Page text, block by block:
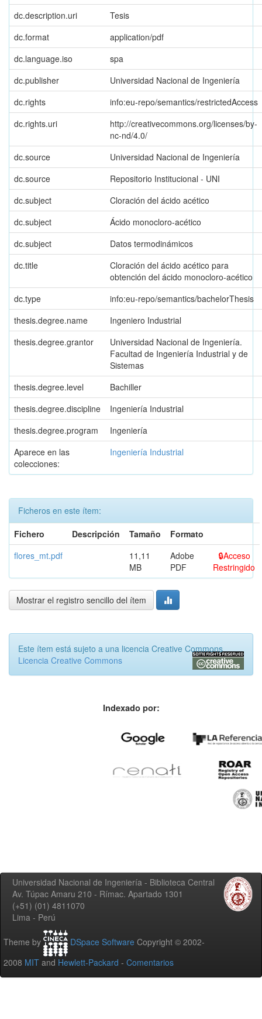
dc.description.uri
Tesis
dc.format
application/pdf
dc.language.iso
spa
dc.publisher
Universidad Nacional de Ingeniería
dc.rights
info:eu-repo/semantics/restrictedAccess
dc.rights.uri
http://creativecommons.org/licenses/by-
nc-nd/4.0/
dc.source
Universidad Nacional de Ingeniería
dc.source
Repositorio Institucional - UNI
dc.subject
Cloración del ácido acético
dc.subject
Ácido monocloro-acético
dc.subject
Datos termodinámicos
dc.title
Cloración del ácido acético para
obtención del ácido monocloro-acético
dc.type
info:eu-repo/semantics/bachelorThesis
thesis.degree.name
Ingeniero Industrial
thesis.degree.grantor
Universidad Nacional de Ingeniería.
Facultad de Ingeniería Industrial y de
Sistemas
thesis.degree.level
Bachiller
thesis.degree.discipline
Ingeniería Industrial
thesis.degree.program
Ingeniería
Aparece en las
colecciones:
Ingeniería Industrial
Ficheros en este ítem:
Fichero
Descripción Tamaño
Formato
flores_mt.pdf
11,11
MB
Adobe
PDF
Acceso
Restringido
Mostrar el registro sencillo del ítem
Este ítem está sujeto a una licencia Creative Commons
Licencia Creative Commons
Indexado por:
Universidad Nacional de Ingeniería - Biblioteca Central
Av. Túpac Amaru 210 - Rímac. Apartado 1301
(+51) (01) 4811070
Lima - Perú
Theme by DSpace Software Copyright © 2002-
2008 MIT and Hewlett-Packard - Comentarios